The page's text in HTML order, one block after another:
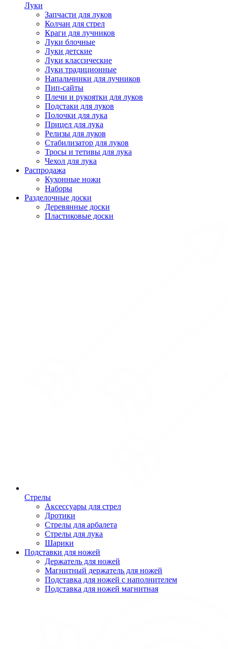
Луки
Запчасти для луков
Колчан для стрел
Краги для лучников
Луки блочные
Луки детские
Луки классические
Луки традиционные
Напальчники для лучников
Пип-сайты
Плечи и рукоятки для луков
Подстаки для луков
Полочки для лука
Прицел для лука
Релизы для луков
Стабилизатор для луков
Тросы и тетивы для лука
Чехол для лука
Распродажа
Кухонные ножи
Наборы
Разделочные доски
Деревянные доски
Пластиковые доски
Стрелы
Аксессуары для стрел
Дротики
Стрелы для арбалета
Стрелы для лука
Шарики
Подставки для ножей
Держатель для ножей
Магнитный держатель для ножей
Подставка для ножей с наполнителем
Подставка для ножей магнитная